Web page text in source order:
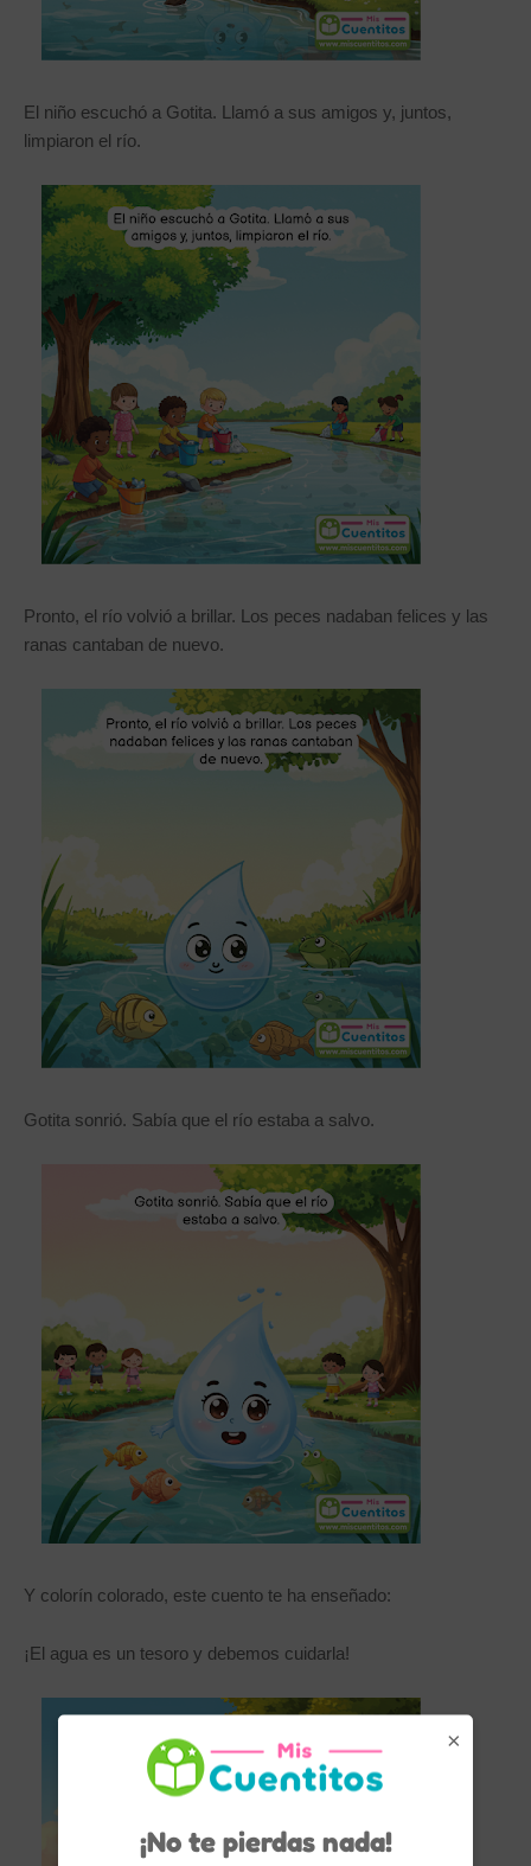
El niño escuchó a Gotita. Llamó a sus amigos y, juntos,
limpiaron el río.
Pronto, el río volvió a brillar. Los peces nadaban felices y las
ranas cantaban de nuevo.
Gotita sonrió. Sabía que el río estaba a salvo.
Y colorín colorado, este cuento te ha enseñado:
¡El agua es un tesoro y debemos cuidarla!
×
¡No te pierdas nada!